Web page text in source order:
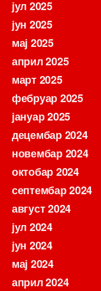
јул 2025
јун 2025
мај 2025
април 2025
март 2025
фебруар 2025
јануар 2025
децембар 2024
новембар 2024
октобар 2024
септембар 2024
август 2024
јул 2024
јун 2024
мај 2024
април 2024